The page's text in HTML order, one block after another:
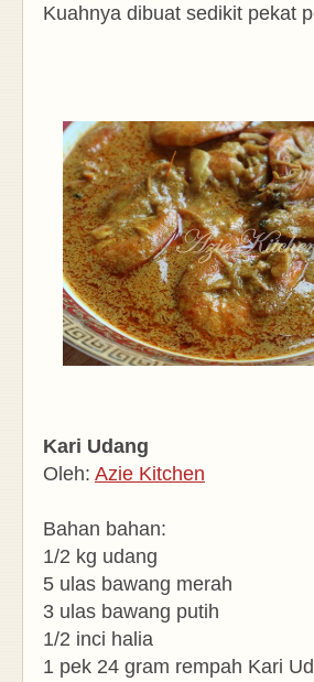
Kuahnya dibuat sedikit pekat
Kari Udang
Oleh: Azie Kitchen
Bahan bahan:
1/2 kg udang
5 ulas bawang merah
3 ulas bawang putih
1/2 inci halia
1 pek 24 gram rempah Kari